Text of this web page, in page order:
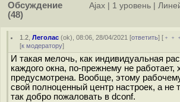
Обсуждение
(48)
Ajax 1 уровень
1.2 ,Леголас (ok), 08:06, 28/04/2021 [ответить] [
[к модератору]
И такая мелочь, как индивидуальная
каждого окна, по-прежнему не работает,
предусмотрена. Вообще, этому
свой полноценный центр настроек, а не
так добро пожаловать в dconf.